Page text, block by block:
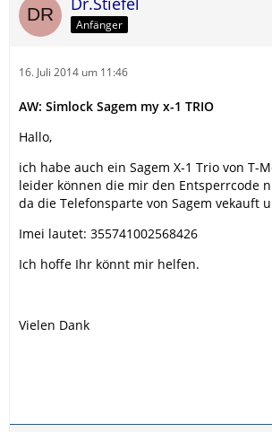
Anfänger
16. Juli 2014 um 11:46
AW: Simlock Sagem my x-1 TRIO
Hallo,
ich habe auch ein Sagem X-1 Trio von T-
leider können die mir den Entsperrcode
da die Telefonsparte von Sagem vekauft
Imei lautet: 355741002568426
Ich hoffe Ihr könnt mir helfen.
Vielen Dank